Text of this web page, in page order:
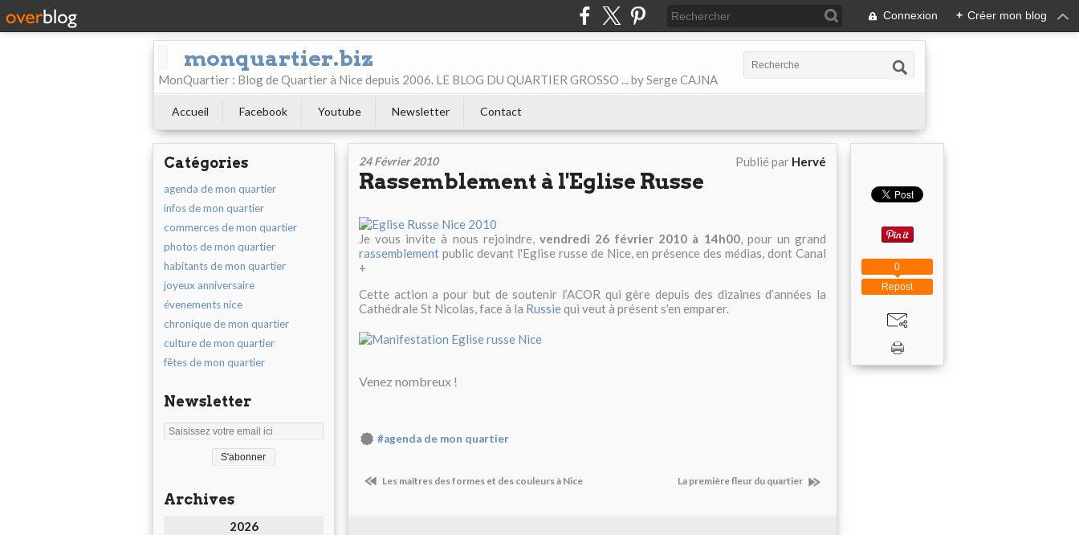
Connexion + Créer mon blog
monquartier.biz
MonQuartier : Blog de Quartier à Nice depuis 2006. LE BLOG DU QUARTIER GROSSO ... by Serge CAJNA
Accueil Facebook Youtube Newsletter Contact
Catégories
agenda de mon quartier
infos de mon quartier
commerces de mon quartier
photos de mon quartier
habitants de mon quartier
joyeux anniversaire
évenements nice
chronique de mon quartier
culture de mon quartier
fêtes de mon quartier
Newsletter
Archives
2026
24 Février 2010 Publié par Hervé
Rassemblement à l'Eglise Russe
Je vous invite à nous rejoindre, vendredi 26 février 2010 à 14h00, pour un grand
rassemblement public devant l'Eglise russe de Nice, en présence des médias, dont Canal
+
Cette action a pour but de soutenir l’ACOR qui gère depuis des dizaines d’années la
Cathédrale St Nicolas, face à la Russiequi veut à présent s'en emparer.
Venez nombreux !
#agenda de mon quartier
Les maîtres des formes et des couleurs à Nice La première fleur du quartier
Repost
0